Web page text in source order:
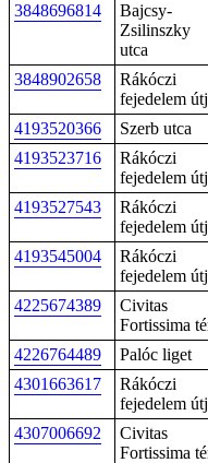
3848696814
Bajcsy-
Zsilinszky
utca
3848902658
Rákóczi
fejedelem
4193520366 Szerb utca
4193523716
Rákóczi
fejedelem
4193527543
Rákóczi
fejedelem
4193545004
Rákóczi
fejedelem
4225674389
Civitas
Fortissima
4226764489 Palóc liget
4301663617
Rákóczi
fejedelem
4307006692
Civitas
Fortissima